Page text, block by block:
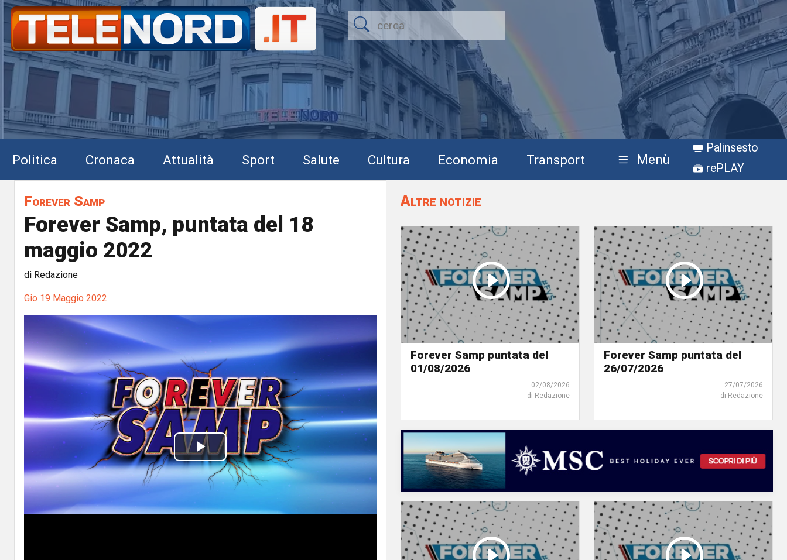
Politica Cronaca Attualità Sport Salute Cultura Economia Transport Menù
Palinsesto
rePLAY
Forever Samp
Forever Samp, puntata del 18
maggio 2022
di Redazione
Gio 19 Maggio 2022
P
l
a
Altre notizie
Forever Samp puntata del
01/08/2026
02/08/2026
di Redazione
Forever Samp puntata del
26/07/2026
27/07/2026
di Redazione